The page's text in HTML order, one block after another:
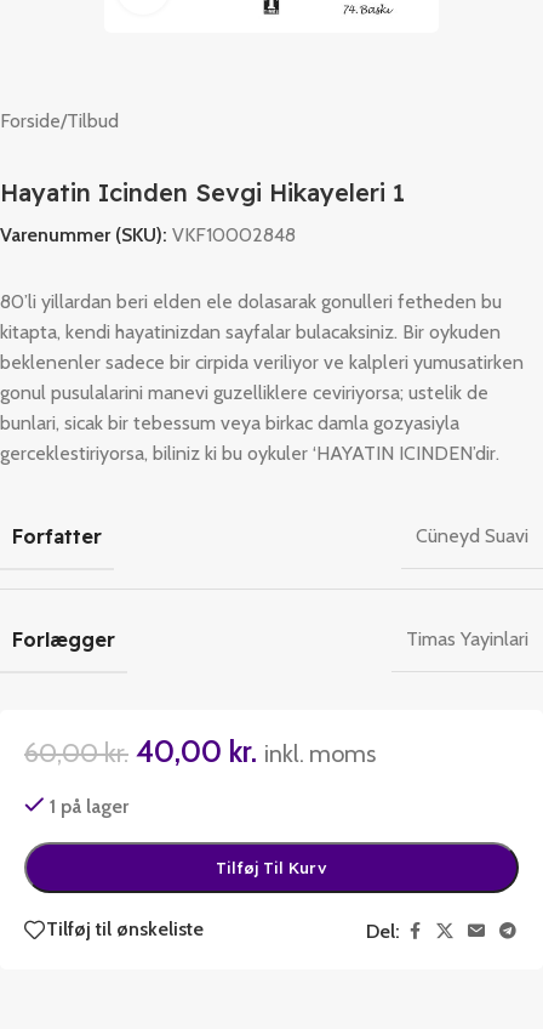
Forside/Tilbud
Hayatin Icinden Sevgi Hikayeleri 1
Varenummer (SKU): VKF10002848
80’li yillardan beri elden ele dolasarak gonulleri fetheden bu
kitapta, kendi hayatinizdan sayfalar bulacaksiniz. Bir oykuden
beklenenler sadece bir cirpida veriliyor ve kalpleri yumusatirken
gonul pusulalarini manevi guzelliklere ceviriyorsa; ustelik de
bunlari, sicak bir tebessum veya birkac damla gozyasiyla
gerceklestiriyorsa, biliniz ki bu oykuler ‘HAYATIN ICINDEN’dir.
Forfatter Cüneyd Suavi
Forlægger Timas Yayinlari
60,00kr. 40,00 kr. inkl. moms
1 på lager
Tilføj Til Kurv
Tilføj til ønskeliste Del: